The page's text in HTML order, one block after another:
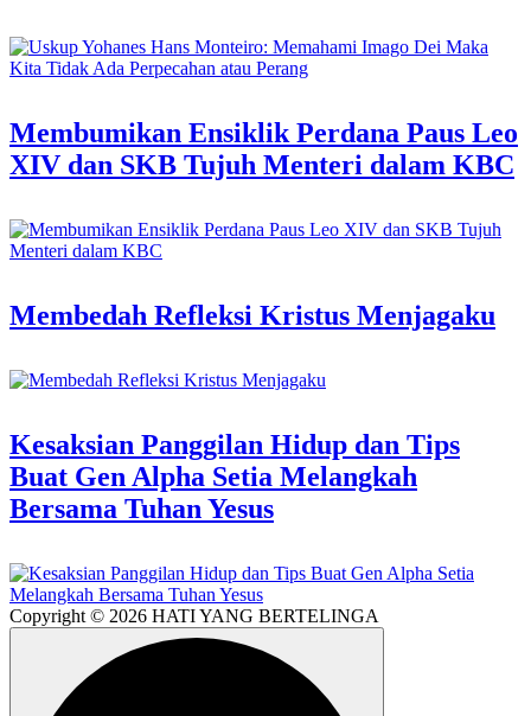
Membumikan Ensiklik Perdana Paus Leo
XIV dan SKB Tujuh Menteri dalam KBC
Membedah Refleksi Kristus Menjagaku
Kesaksian Panggilan Hidup dan Tips
Buat Gen Alpha Setia Melangkah
Bersama Tuhan Yesus
Copyright © 2026 HATI YANG BERTELINGA